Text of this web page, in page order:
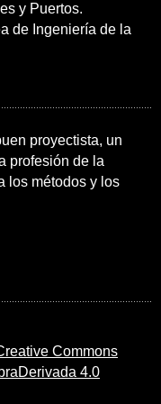
y Puertos.
de Ingeniería de la
proyectista, un
profesión de la
los métodos y los
Commons
4.0